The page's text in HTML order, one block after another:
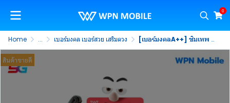
0
Home ... เบอร์มงคล เบอร์สวย เสริมดวง [เบอร์มงคลA++] ซิมเทพ FAST 70GB ซิมเน็ตแรงสูงสุด 1000Mbps โทรฟรีทรูไม่อั้น นาน 1 ปี
สินค้าขายดี